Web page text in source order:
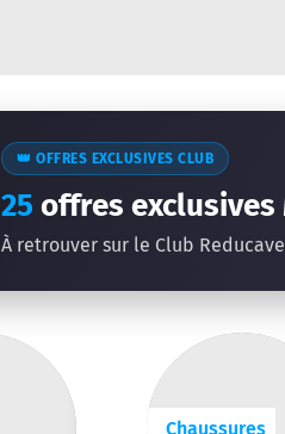
👑 OFFRES EXCLUSIVES CLUB
25 offres exclusives
À retrouver sur le Club
Chaussures